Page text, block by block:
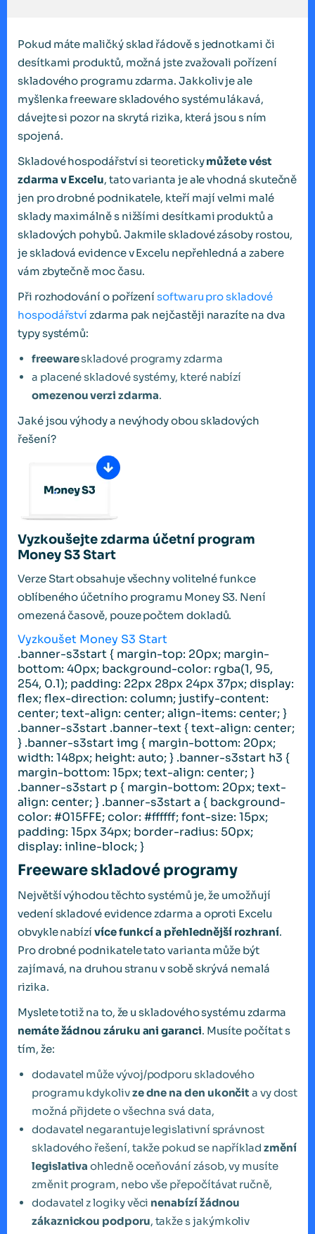
Pokud máte maličký sklad řádově s jednotkami či
desítkami produktů, možná jste zvažovali pořízení
skladového programu zdarma. Jakkoliv je ale
myšlenka freeware skladového systému lákavá,
dávejte si pozor na skrytá rizika, která jsou s ním
spojená.
Skladové hospodářství si teoretickymůžete vést
zdarma v Excelu, tato varianta je ale vhodná skutečně
jen pro drobné podnikatele, kteří mají velmi malé
sklady maximálně s nižšími desítkami produktů a
skladových pohybů. Jakmile skladové zásoby rostou,
je skladová evidence v Excelu nepřehledná a zabere
vám zbytečně moc času.
Při rozhodování o pořízenísoftwaru pro skladové
hospodářství zdarma pak nejčastěji narazíte na dva
typy systémů:
freewareskladové programy zdarma
a placené skladové systémy, které nabízí
omezenou verzi zdarma.
Jaké jsou výhody a nevýhody obou skladových
řešení?
Vyzkoušejte zdarma účetní program
Money S3 Start
Verze Start obsahuje všechny volitelné funkce
oblíbeného účetního programu Money S3. Není
omezená časově, pouze počtem dokladů.
Vyzkoušet Money S3 Start
.banner-s3start { margin-top: 20px; margin-
bottom: 40px; background-color: rgba(1, 95,
254, 0.1); padding: 22px 28px 24px 37px; display:
flex; flex-direction: column; justify-content:
center; text-align: center; align-items: center; }
.banner-s3start .banner-text { text-align: center;
} .banner-s3start img { margin-bottom: 20px;
width: 148px; height: auto; } .banner-s3start h3 {
margin-bottom: 15px; text-align: center; }
.banner-s3start p { margin-bottom: 20px; text-
align: center; } .banner-s3start a { background-
color: #015FFE; color: #ffffff; font-size: 15px;
padding: 15px 34px; border-radius: 50px;
display: inline-block; }
Freeware skladové programy
Největší výhodou těchto systémů je, že umožňují
vedení skladové evidence zdarma a oproti Excelu
obvykle nabízí více funkcí a přehlednější rozhraní.
Pro drobné podnikatele tato varianta může být
zajímavá, na druhou stranu v sobě skrývá nemalá
rizika.
Myslete totiž na to, že u skladového systému zdarma
nemáte žádnou záruku ani garanci. Musíte počítat s
tím, že:
dodavatel může vývoj/podporu skladového
programu kdykolivze dne na den ukončit a vy dost
možná přijdete o všechna svá data,
dodavatel negarantuje legislativní správnost
skladového řešení, takže pokud se například změní
legislativa ohledně oceňování zásob, vy musíte
změnit program, nebo vše přepočítávat ručně,
dodavatel z logiky věci nenabízí žádnou
zákaznickou podporu, takže s jakýmkoliv